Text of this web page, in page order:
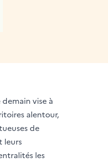
vise à
alentour,
de
leurs
les